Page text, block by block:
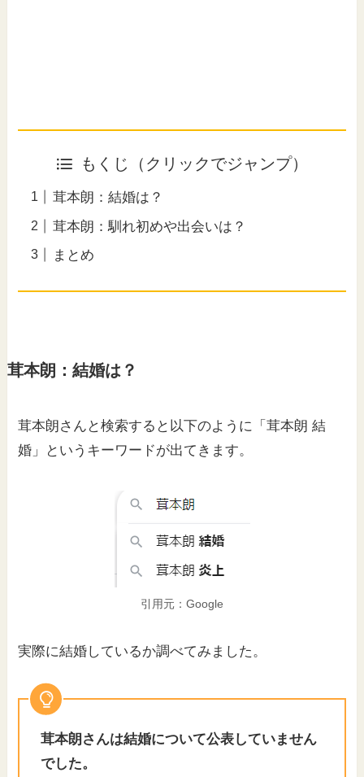
もくじ（クリックでジャンプ）
茸本朗：結婚は？
茸本朗：馴れ初めや出会いは？
まとめ
茸本朗：結婚は？
茸本朗さんと検索すると以下のように「茸本朗 結
婚」というキーワードが出てきます。
引用元：Google
実際に結婚しているか調べてみました。
茸本朗さんは結婚について公表していません
でした。